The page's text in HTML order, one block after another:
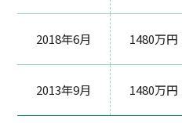
2018年6月 1480万円
2013年9月 1480万円